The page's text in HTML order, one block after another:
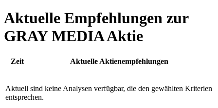
Aktuelle Empfehlungen zur
GRAY MEDIA Aktie
Zeit Aktuelle Aktienempfehlungen
Aktuell sind keine Analysen verfügbar, die den gewählten Kriterien
entsprechen.